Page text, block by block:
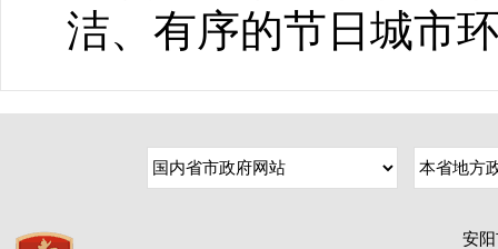
洁、有序的节日城市
安